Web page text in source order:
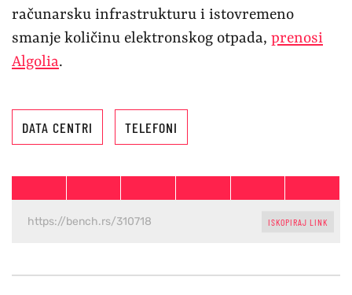
računarsku infrastrukturu i istovremeno
smanje količinu elektronskog otpada, prenosi
Algolia.
DATA CENTRI TELEFONI
ISKOPIRAJ LINK